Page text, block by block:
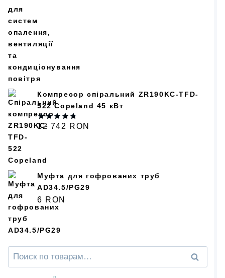
Компресор спіральний ZR190KC-TFD-
522 Copeland 45 кВт
Оценка
12 742 RON
Муфта для гофрованих труб
AD34.5/PG29
6 RON
Искать: Поиск